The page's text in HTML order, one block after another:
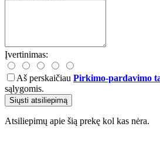
Įvertinimas:
Aš perskaičiau Pirkimo-pardavimo
sąlygomis.
Siųsti atsiliepimą
Atsiliepimų apie šią prekę kol kas nėra.